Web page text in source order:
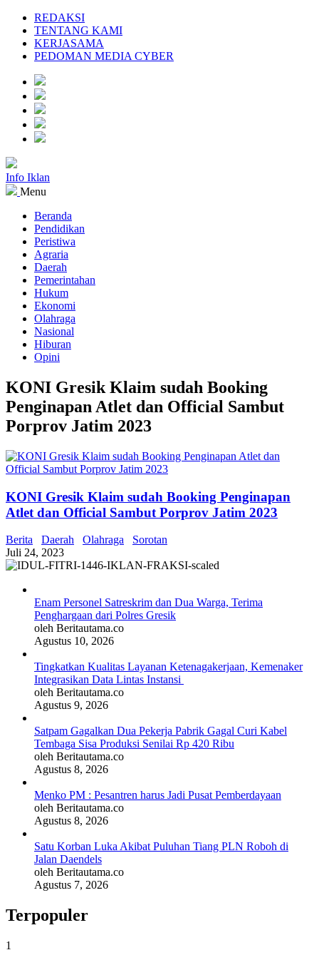
REDAKSI
TENTANG KAMI
KERJASAMA
PEDOMAN MEDIA CYBER
Info Iklan
Menu
Beranda
Pendidikan
Peristiwa
Agraria
Daerah
Pemerintahan
Hukum
Ekonomi
Olahraga
Nasional
Hiburan
Opini
KONI Gresik Klaim sudah Booking
Penginapan Atlet dan Official Sambut
Porprov Jatim 2023
KONI Gresik Klaim sudah Booking Penginapan
Atlet dan Official Sambut Porprov Jatim 2023
Berita Daerah Olahraga
Sorotan
Juli 24, 2023
Enam Personel Satreskrim dan Dua Warga, Terima
Penghargaan dari Polres Gresik
oleh Beritautama.co
Agustus 10, 2026
Tingkatkan Kualitas Layanan Ketenagakerjaan, Kemenaker
Integrasikan Data Lintas Instansi
oleh Beritautama.co
Agustus 9, 2026
Satpam Gagalkan Dua Pekerja Pabrik Gagal Curi Kabel
Tembaga Sisa Produksi Senilai Rp 420 Ribu
oleh Beritautama.co
Agustus 8, 2026
Menko PM : Pesantren harus Jadi Pusat Pemberdayaan
oleh Beritautama.co
Agustus 8, 2026
Satu Korban Luka Akibat Puluhan Tiang PLN Roboh di
Jalan Daendels
oleh Beritautama.co
Agustus 7, 2026
Terpopuler
1